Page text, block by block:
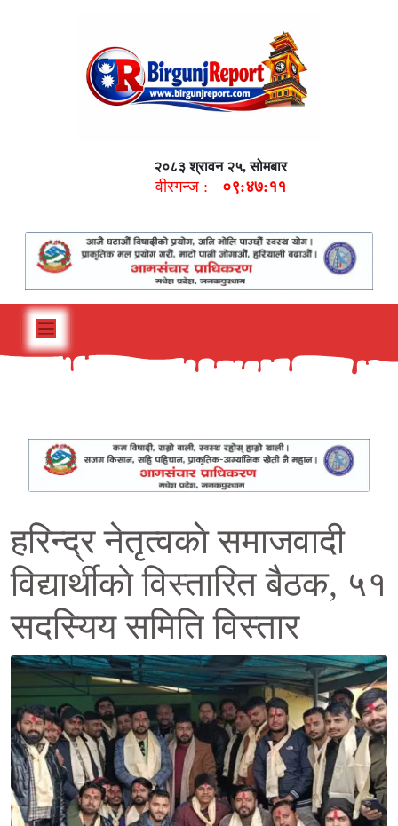
२०८३ श्रावन २५, सोमबार
वीरगन्ज : ०९:४७:१२
हरिन्द्र नेतृत्वकाे समाजवादी
विद्यार्थीकाे विस्तारित बैठक, ५१
सदस्यिय समिति विस्तार